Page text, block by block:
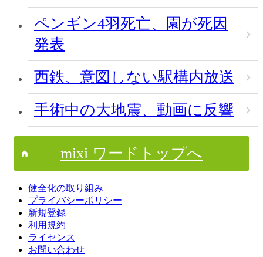
ペンギン4羽死亡、園が死因
発表
西鉄、意図しない駅構内放送
手術中の大地震、動画に反響
mixi ワードトップへ
健全化の取り組み
プライバシーポリシー
新規登録
利用規約
ライセンス
お問い合わせ